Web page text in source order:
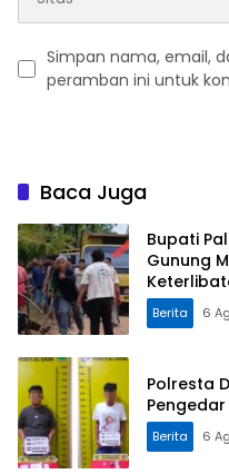
Simpan nama, email,
peramban ini untuk
Baca Juga
Bupati
Gunung
Dusun
Berita 6
Polresta
Berita 6